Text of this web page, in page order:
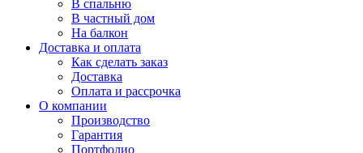
В спальню
В частный дом
На балкон
Доставка и оплата
Как сделать заказ
Доставка
Оплата и рассрочка
О компании
Производство
Гарантия
Портфолио